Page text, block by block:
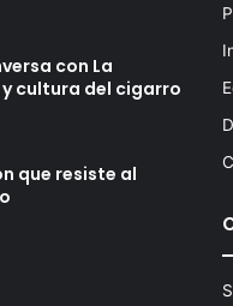
con La
cultura del cigarro
que resiste al